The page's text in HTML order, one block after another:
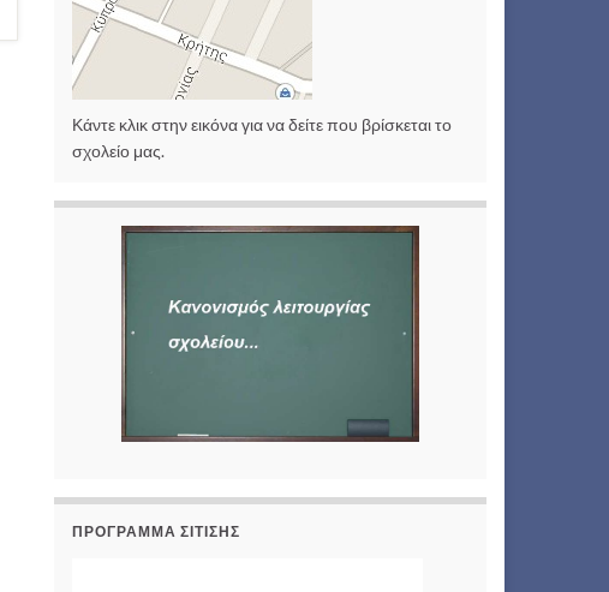
Κάντε κλικ στην εικόνα για να δείτε που βρίσκεται το
σχολείο μας.
ΠΡΟΓΡΑΜΜΑ ΣΙΤΙΣΗΣ